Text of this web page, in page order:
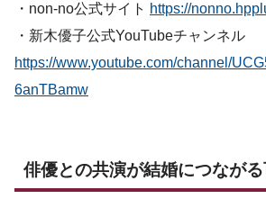
・non-no公式サイト https://
・新木優子公式YouTubeチャンネル
https://www.youtube.com/channel/
6anTBamw
俳優との共演が結婚につなが